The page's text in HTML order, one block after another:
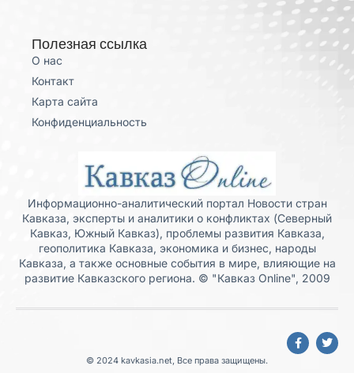
Полезная ссылка
О нас
Контакт
Карта сайта
Конфиденциальность
Информационно-аналитический портал Новости стран
Кавказа, эксперты и аналитики о конфликтах (Северный
Кавказ, Южный Кавказ), проблемы развития Кавказа,
геополитика Кавказа, экономика и бизнес, народы
Кавказа, а также основные события в мире, влияющие на
развитие Кавказского региона. © "Кавказ Online", 2009
© 2024 kavkasia.net, Все права защищены.